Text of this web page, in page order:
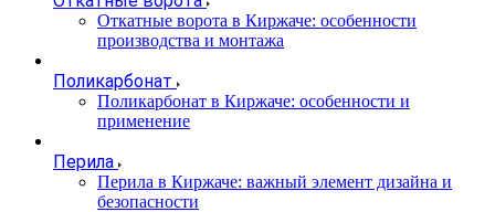
Откатные ворота в Киржаче: особенности
производства и монтажа
Поликарбонат
Поликарбонат в Киржаче: особенности и
применение
Перила
Перила в Киржаче: важный элемент дизайна и
безопасности